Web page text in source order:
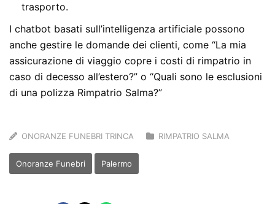
trasporto.
I chatbot basati sull’intelligenza artificiale possono
anche gestire le domande dei clienti, come “La mia
assicurazione di viaggio copre i costi di rimpatrio in
caso di decesso all’estero?” o “Quali sono le esclusioni
di una polizza Rimpatrio Salma?”
ONORANZE FUNEBRI TRINCA RIMPATRIO SALMA
Onoranze Funebri Palermo